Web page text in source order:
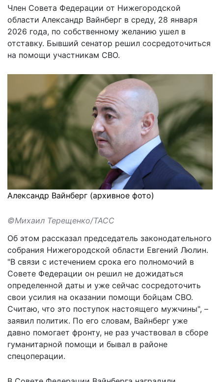
Член Совета Федерации от Нижегородской
области Александр Вайнберг в среду, 28 января
2026 года, по собственному желанию ушел в
отставку. Бывший сенатор решил сосредоточиться
на помощи участникам СВО.
Александр Вайнберг (архивное фото)
©Михаил Терещенко/ТАСС
Об этом рассказал председатель законодательного
собрания Нижегородской области Евгений Люлин.
"В связи с истечением срока его полномочий в
Совете Федерации он решил не дожидаться
определенной даты и уже сейчас сосредоточить
свои усилия на оказании помощи бойцам СВО.
Считаю, что это поступок настоящего мужчины", –
заявил политик. По его словам, Вайнберг уже
давно помогает фронту, не раз участвовал в сборе
гуманитарной помощи и бывал в районе
спецоперации.